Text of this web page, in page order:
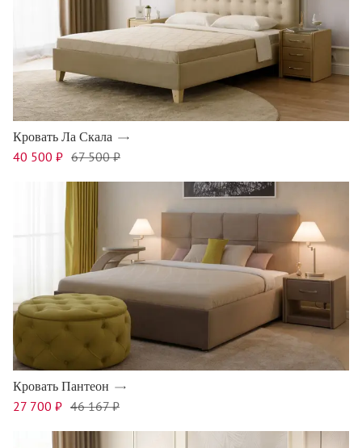
Кровать Ла Скала
40 500 ₽ 67 500 ₽
Кровать Пантеон
27 700 ₽ 46 167 ₽